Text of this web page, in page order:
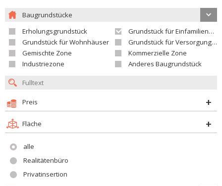
Baugrundstücke
Erholungsgrundstück
Grundstück für Einfamilienhäuser
Grundstück für Wohnhäuser
Grundstück für Versorgungseinrichtungen
Gemischte Zone
Kommerzielle Zone
Industriezone
Anderes Baugrundstück
Preis
Fläche
alle
Realitätenbüro
Privatinsertion